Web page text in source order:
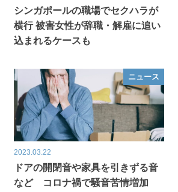
シンガポールの職場でセクハラが
横行 被害女性が辞職・解雇に追い
込まれるケースも
ニュース
2023.03.22
ドアの開閉音や家具を引きずる音
など コロナ禍で騒音苦情増加